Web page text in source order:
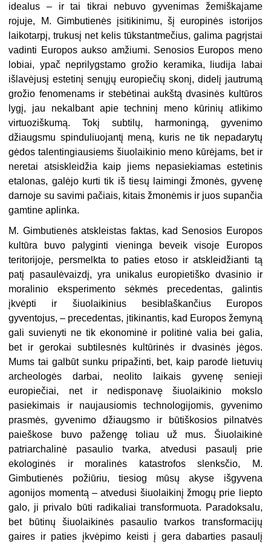
idealus – ir tai tikrai nebuvo gyvenimas žemiškajame
rojuje, M. Gimbutienės įsitikinimu, šį europinės istorijos
laikotarpį, trukusį net kelis tūkstantmečius, galima pagrįstai
vadinti Europos aukso amžiumi. Senosios Europos meno
lobiai, ypač neprilygstamo grožio keramika, liudija labai
išlavėjusį estetinį senųjų europiečių skonį, didelį jautrumą
grožio fenomenams ir stebėtinai aukštą dvasinės kultūros
lygį, jau nekalbant apie techninį meno kūrinių atlikimo
virtuoziškumą. Tokį subtilų, harmoningą, gyvenimo
džiaugsmu spinduliuojantį meną, kuris ne tik nepadarytų
gėdos talentingiausiems šiuolaikinio meno kūrėjams, bet ir
neretai atsiskleidžia kaip jiems nepasiekiamas estetinis
etalonas, galėjo kurti tik iš tiesų laimingi žmonės, gyvenę
darnoje su savimi pačiais, kitais žmonėmis ir juos supančia
gamtine aplinka.
M. Gimbutienės atskleistas faktas, kad Senosios Europos
kultūra buvo palyginti vieninga beveik visoje Europos
teritorijoje, persmelkta to paties etoso ir atskleidžianti tą
patį pasaulėvaizdį, yra unikalus europietiško dvasinio ir
moralinio eksperimento sėkmės precedentas, galintis
įkvėpti ir šiuolaikinius besiblaškančius Europos
gyventojus, – precedentas, įtikinantis, kad Europos žemyną
gali suvienyti ne tik ekonominė ir politinė valia bei galia,
bet ir gerokai subtilesnės kultūrinės ir dvasinės jėgos.
Mums tai galbūt sunku pripažinti, bet, kaip parodė lietuvių
archeologės darbai, neolito laikais gyvenę senieji
europiečiai, net ir nedisponavę šiuolaikinio mokslo
pasiekimais ir naujausiomis technologijomis, gyvenimo
prasmės, gyvenimo džiaugsmo ir būtiškosios pilnatvės
paieškose buvo pažengę toliau už mus. Šiuolaikinė
patriarchalinė pasaulio tvarka, atvedusi pasaulį prie
ekologinės ir moralinės katastrofos slenksčio, M.
Gimbutienės požiūriu, tiesiog mūsų akyse išgyvena
agonijos momentą – atvedusi šiuolaikinį žmogų prie liepto
galo, ji privalo būti radikaliai transformuota. Paradoksalu,
bet būtinų šiuolaikinės pasaulio tvarkos transformacijų
gaires ir paties įkvėpimo keisti į gera dabarties pasaulį